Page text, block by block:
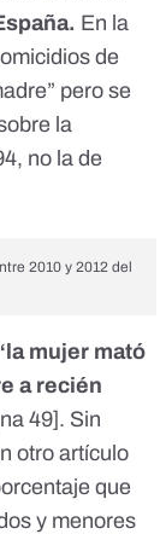
En la
de
pero se
la
, no la de
2010 y 2012 del
mujer mató
a recién
49]. Sin
otro artículo
que
y menores